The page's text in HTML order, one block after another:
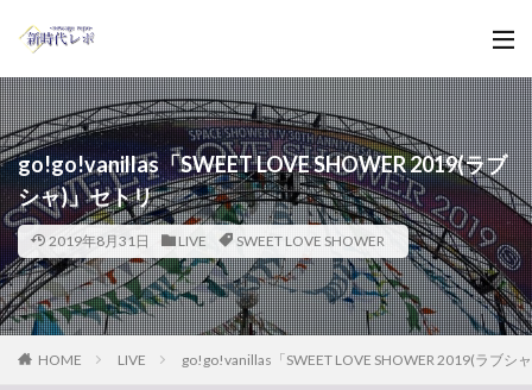
go!go!vanillas「SWEET LOVE SHOWER 2019(ラブ
シャ)」セトリ
2019年8月31日 LIVE SWEET LOVE SHOWER
HOME LIVE go!go!vanillas「SWEET LOVE SHOWER 2019(ラブシ